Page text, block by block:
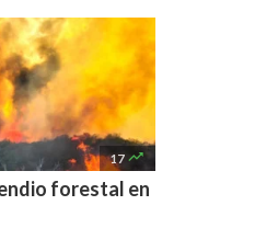
17 
forestal en